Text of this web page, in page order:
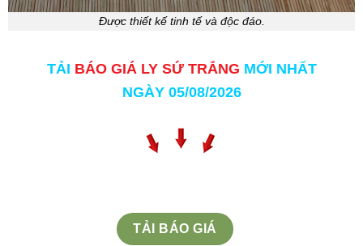
Được thiết kế tinh tế và độc đáo.
TẢI BÁO GIÁ LY SỨ TRẮNG MỚI NHẤT
NGÀY 05/08/2026
TẢI BÁO GIÁ